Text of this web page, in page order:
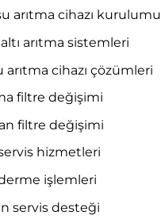
arıtma cihazı kurulumu
arıtma sistemleri
arıtma cihazı çözümleri
filtre değişimi
filtre değişimi
hizmetleri
işlemleri
servis desteği